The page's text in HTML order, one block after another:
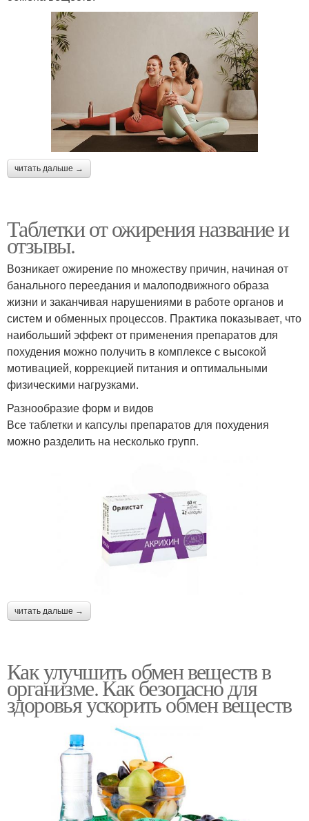
читать дальше →
Таблетки от ожирения название и
отзывы.
Возникает ожирение по множеству причин, начиная от
банального переедания и малоподвижного образа
жизни и заканчивая нарушениями в работе органов и
систем и обменных процессов. Практика показывает, что
наибольший эффект от применения препаратов для
похудения можно получить в комплексе с высокой
мотивацией, коррекцией питания и оптимальными
физическими нагрузками.
Разнообразие форм и видов
Все таблетки и капсулы препаратов для похудения
можно разделить на несколько групп.
читать дальше →
Как улучшить обмен веществ в
организме. Как безопасно для
здоровья ускорить обмен веществ